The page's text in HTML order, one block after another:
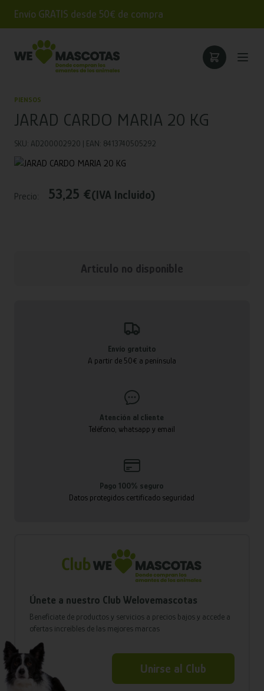
Envío GRATIS desde 50€ de compra
PIENSOS
JARAD CARDO MARIA 20 KG
SKU: AD200002920 | EAN: 8413740505292
Precio: 53,25 €(IVA Incluido)
Articulo no disponible
Envío gratuito
A partir de 50€ a península
Atención al cliente
Teléfono, whatsapp y email
Pago 100% seguro
Datos protegidos certificado seguridad
Únete a nuestro Club Welovemascotas
Benefíciate de productos y servicios a precios bajos y accede a
ofertas increíbles de las mejores marcas
Unirse al Club